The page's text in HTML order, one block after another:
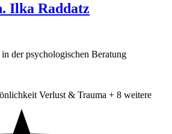
Ilka Raddatz
der psychologischen Beratung
Verlust & Trauma + 8 weitere